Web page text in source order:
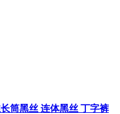
筒黑丝 连体黑丝 丁字裤